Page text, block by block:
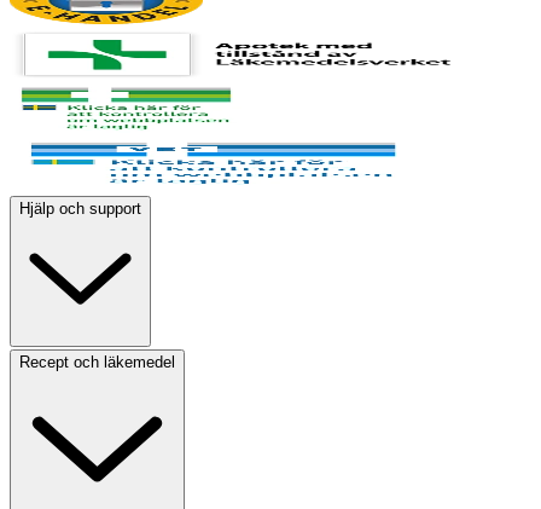
Hjälp och support
Recept och läkemedel